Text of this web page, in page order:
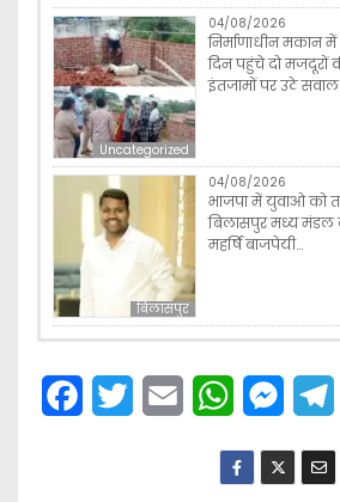
Uncategorized
04/08/2026
निर्माणाधीन मकान
दिन पहुंचे दो मजदूरों
इंतजामों पर उठे
बिलासपुर
04/08/2026
भाजपा में युवाओ को
बिलासपुर मध्य मंडल
महर्षि बाजपेयी…
W
a
M
s
l